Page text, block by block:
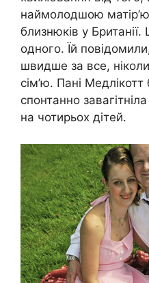
наймолодшою
близнюків у
одного. Їй
швидше за все,
сім’ю. Пані
спонтанно
на чотирьох дітей.